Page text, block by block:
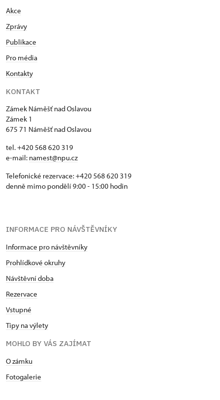
Akce
Zprávy
Publikace
Pro média
Kontakty
KONTAKT
Zámek Náměšť nad Oslavou
Zámek 1
675 71 Náměšť nad Oslavou
tel. +420 568 620 319
e-mail: namest@npu.cz
Telefonické rezervace: +420 568 620 319
denně mimo pondělí 9:00 - 15:00 hodin
INFORMACE PRO NÁVŠTĚVNÍKY
Informace pro návštěvníky
Prohlídkové okruhy
Návštěvní doba
Rezervace
Vstupné
Tipy na výlety
MOHLO BY VÁS ZAJÍMAT
O zámku
Fotogalerie